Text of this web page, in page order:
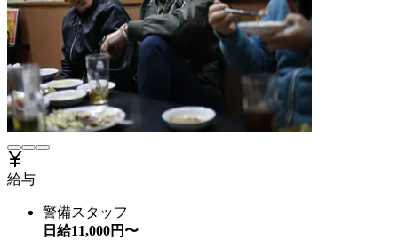
給与
警備スタッフ
日給11,000円〜